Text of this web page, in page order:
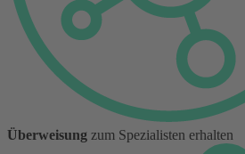
Überweisung zum Spezialisten erhalten